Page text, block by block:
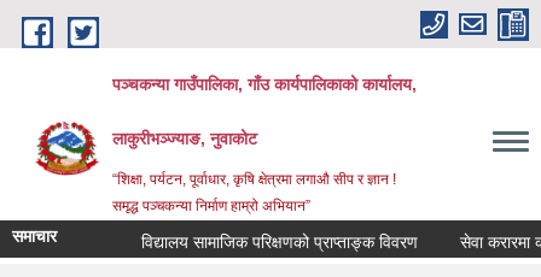
Skip to main content
पञ्‍चकन्या गाउँपालिका, गाँउ कार्यपालिकाको कार्यालय,
लाकुरीभञ्‍ज्याङ, नुवाकोट
“शिक्षा, पर्यटन, पूर्वाधार, कृषि क्षेत्रमा लगाऔ सीप र ज्ञान !
समृद्ध पञ्‍चकन्या निर्माण हाम्रो अभियान”
समाचार विद्यालय सामाजिक परिक्षणको प्राप्ताङ्क विवरण सेवा करारमा